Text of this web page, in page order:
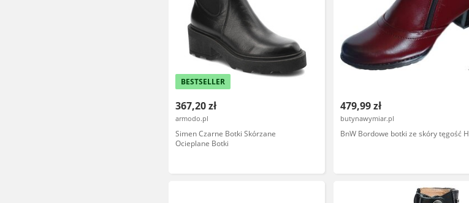
BESTSELLER
367,20 zł
armodo.pl
Simen Czarne Botki Skórzane
Ocieplane Botki
479,99 zł
butynawymiar.pl
BnW Bordowe botki ze skóry tęgość H